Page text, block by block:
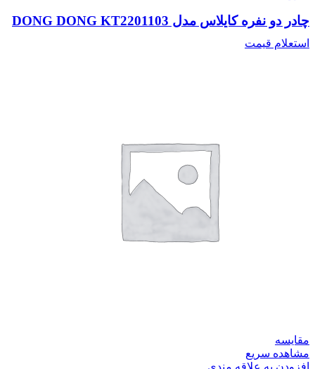
چادر دو نفره کایلاس مدل DONG DONG KT2201103
استعلام قیمت
مقایسه
مشاهده سریع
افزودن به علاقه مندی